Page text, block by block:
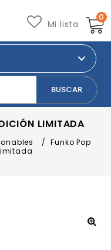
0
Mi lista
LIMITADA
/
Funko Pop